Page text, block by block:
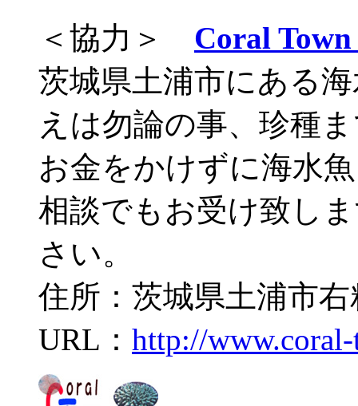
＜協力＞ Coral
茨城県土浦市にある
えは勿論の事、珍種
お金をかけずに海水
相談でもお受け致し
さい。
住所：茨城県土浦市右
URL： http://